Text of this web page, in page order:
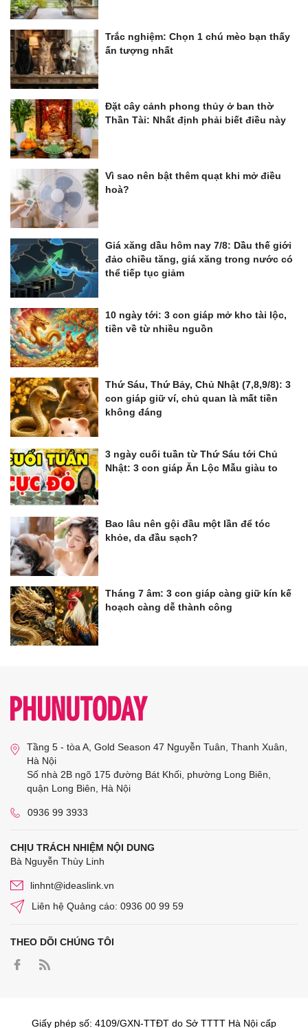
Trắc nghiệm: Chọn 1 chú mèo bạn thấy
ấn tượng nhất
Đặt cây cảnh phong thủy ở ban thờ
Thần Tài: Nhất định phải biết điều này
Vì sao nên bật thêm quạt khi mở điều
hoà?
Giá xăng dầu hôm nay 7/8: Dầu thế giới
đảo chiều tăng, giá xăng trong nước có
thể tiếp tục giảm
10 ngày tới: 3 con giáp mở kho tài lộc,
tiền về từ nhiều nguồn
Thứ Sáu, Thứ Bảy, Chủ Nhật (7,8,9/8): 3
con giáp giữ ví, chủ quan là mất tiền
không đáng
3 ngày cuối tuần từ Thứ Sáu tới Chủ
Nhật: 3 con giáp Ăn Lộc Mẫu giàu to
Bao lâu nên gội đầu một lần để tóc
khỏe, da đầu sạch?
Tháng 7 âm: 3 con giáp càng giữ kín kế
hoạch càng dễ thành công
Tầng 5 - tòa A, Gold Season 47 Nguyễn Tuân, Thanh Xuân,
Hà Nội
Số nhà 2B ngõ 175 đường Bát Khối, phường Long Biên,
quận Long Biên, Hà Nội
0936 99 3933
CHỊU TRÁCH NHIỆM NỘI DUNG
Bà Nguyễn Thùy Linh
linhnt@ideaslink.vn
Liên hệ Quảng cáo: 0936 00 99 59
THEO DÕI CHÚNG TÔI
Giấy phép số: 4109/GXN-TTĐT do Sở TTTT Hà Nội cấp